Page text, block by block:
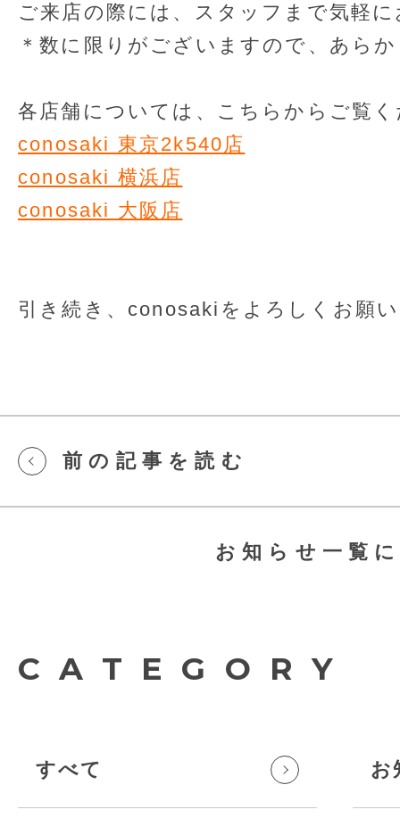
ご来店の際には、スタッフまで気軽
＊数に限りがございますので、あら
各店舗については、こちらからご覧
conosaki 東京2k540店
conosaki 横浜店
conosaki 大阪店
引き続き、conosakiをよろしくお願
前の記事を読む
お知らせ一覧
CATEGORY
すべて お